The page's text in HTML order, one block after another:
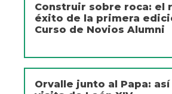
Construir sobre roca: el
éxito de la primera
Curso de Novios Alumni
Orvalle junto al Papa: